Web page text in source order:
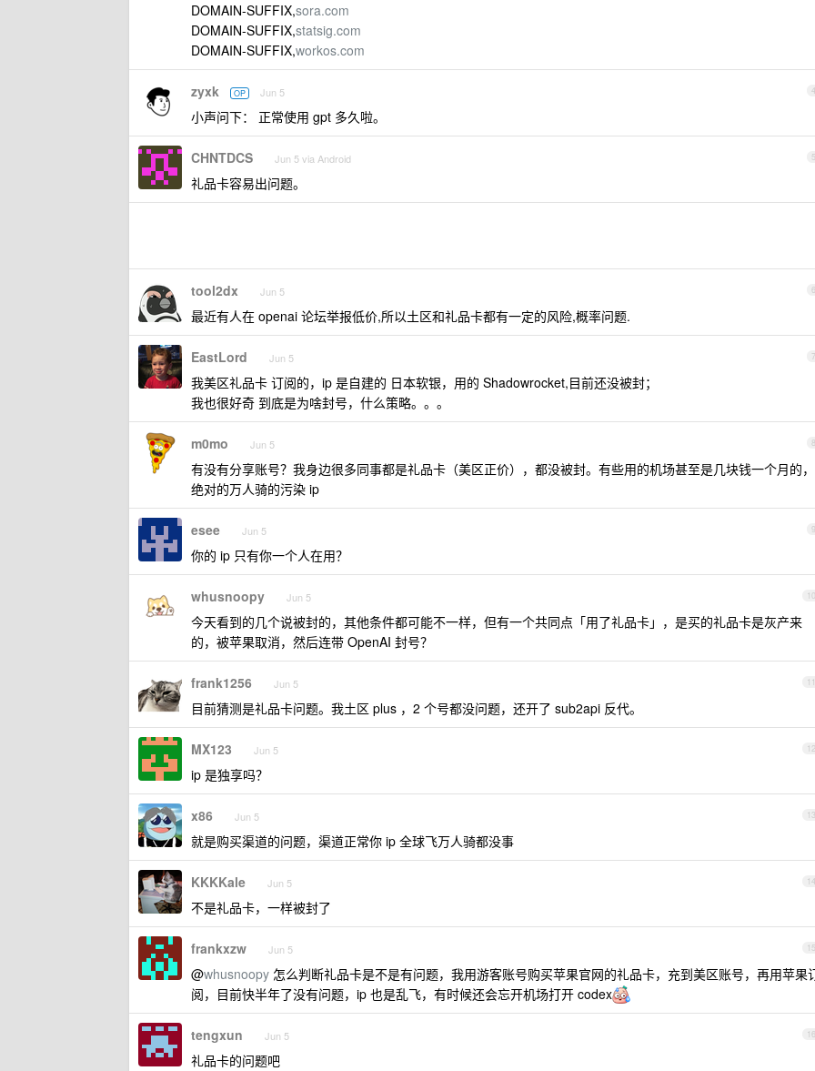
DOMAIN-SUFFIX,sora.com
DOMAIN-SUFFIX,statsig.com
DOMAIN-SUFFIX,workos.com
4
zyxk OP Jun 5
小声问下： 正常使用 gpt 多久啦。
5
CHNTDCS Jun 5 via Android
礼品卡容易出问题。
6
tool2dx Jun 5
最近有人在 openai 论坛举报低价,所以土区和礼品卡都有一定的风险,概率问题.
7
EastLord Jun 5
我美区礼品卡 订阅的，ip 是自建的 日本软银，用的 Shadowrocket,目前还没被封；
我也很好奇 到底是为啥封号，什么策略。。。
8
m0mo Jun 5
有没有分享账号？我身边很多同事都是礼品卡（美区正价），都没被封。有些用的机场甚至是几块钱一个月的，
绝对的万人骑的污染 ip
9
esee Jun 5
你的 ip 只有你一个人在用？
10
whusnoopy Jun 5
今天看到的几个说被封的，其他条件都可能不一样，但有一个共同点「用了礼品卡」，是买的礼品卡是灰产来
的，被苹果取消，然后连带 OpenAI 封号？
11
frank1256 Jun 5
目前猜测是礼品卡问题。我土区 plus ，2 个号都没问题，还开了 sub2api 反代。
12
MX123 Jun 5
ip 是独享吗？
13
x86 Jun 5
就是购买渠道的问题，渠道正常你 ip 全球飞万人骑都没事
14
KKKKale Jun 5
不是礼品卡，一样被封了
15
frankxzw Jun 5
@whusnoopy 怎么判断礼品卡是不是有问题，我用游客账号购买苹果官网的礼品卡，充到美区账号，再用苹果
阅，目前快半年了没有问题，ip 也是乱飞，有时候还会忘开机场打开 codex
16
tengxun Jun 5
礼品卡的问题吧